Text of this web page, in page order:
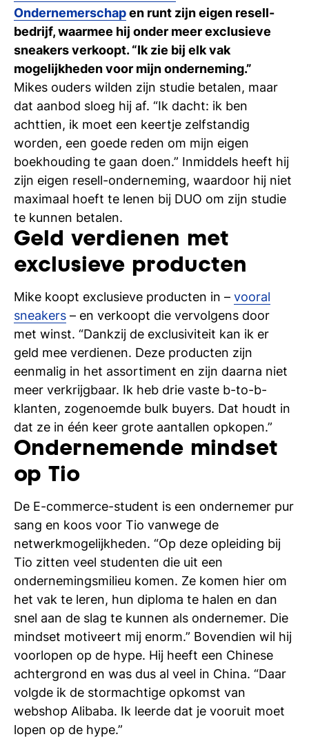
Ondernemerschapen runt zijn eigen resell-
bedrijf, waarmee hij onder meer exclusieve
sneakers verkoopt. “Ik zie bij elk vak
mogelijkheden voor mijn onderneming.”
Mikes ouders wilden zijn studie betalen, maar
dat aanbod sloeg hij af. “Ik dacht: ik ben
achttien, ik moet een keertje zelfstandig
worden, een goede reden om mijn eigen
boekhouding te gaan doen.” Inmiddels heeft hij
zijn eigen resell-onderneming, waardoor hij niet
maximaal hoeft te lenen bij DUO om zijn studie
te kunnen betalen.
Geld verdienen met
exclusieve producten
Mike koopt exclusieve producten in – vooral
sneakers – en verkoopt die vervolgens door
met winst. “Dankzij de exclusiviteit kan ik er
geld mee verdienen. Deze producten zijn
eenmalig in het assortiment en zijn daarna niet
meer verkrijgbaar. Ik heb drie vaste b-to-b-
klanten, zogenoemde bulk buyers. Dat houdt in
dat ze in één keer grote aantallen opkopen.”
Ondernemende mindset
op Tio
De E-commerce-student is een ondernemer pur
sang en koos voor Tio vanwege de
netwerkmogelijkheden. “Op deze opleiding bij
Tio zitten veel studenten die uit een
ondernemingsmilieu komen. Ze komen hier om
het vak te leren, hun diploma te halen en dan
snel aan de slag te kunnen als ondernemer. Die
mindset motiveert mij enorm.” Bovendien wil hij
voorlopen op de hype. Hij heeft een Chinese
achtergrond en was dus al veel in China. “Daar
volgde ik de stormachtige opkomst van
webshop Alibaba. Ik leerde dat je vooruit moet
lopen op de hype.”